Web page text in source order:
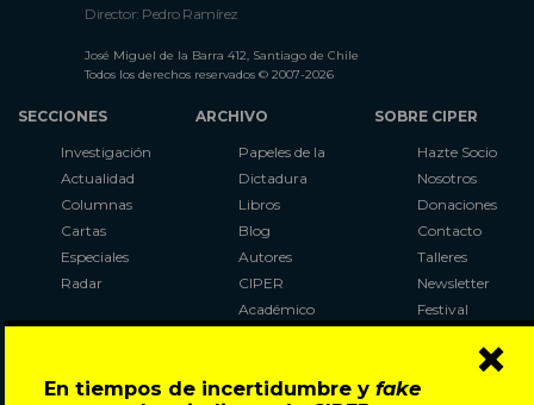
En tiempos de incertidumbre y fake
×
Director: Pedro Ramírez
José Miguel de la Barra 412, Santiago de Chile
Todos los derechos reservados © 2007-2026
SECCIONES
Investigación
Actualidad
Columnas
Cartas
Especiales
Radar
ARCHIVO
Papeles de la
Dictadura
Libros
Blog
Autores
CIPER
Académico
Al Plebiscito
SOBRE CIPER
Hazte Socio
Nosotros
Donaciones
Contacto
Talleres
Newsletter
Festival